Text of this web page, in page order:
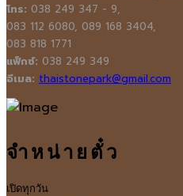
โทร: 038 249 347 - 9,
083 112 6080, 089 168 3404,
083 818 1771
แฟ็กซ์: 038 249 349
อีเมล: thaistonepark@gmail.com
จำหน่ายตั๋ว
เปิดทุกวัน